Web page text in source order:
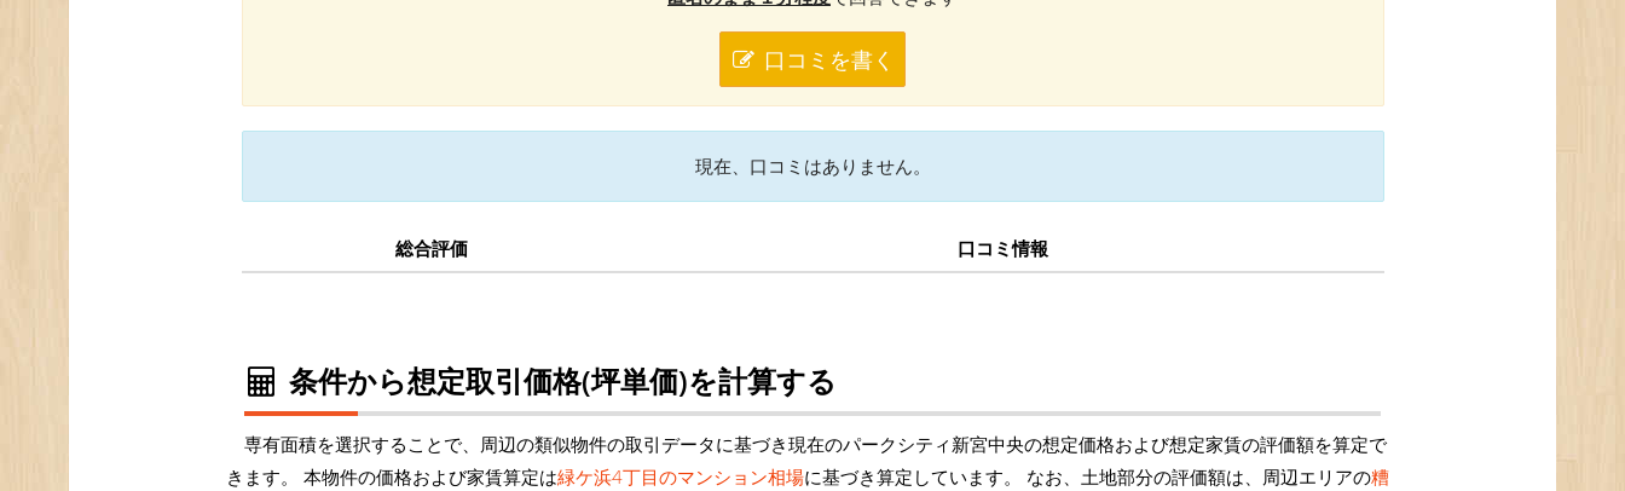
口コミを書く
現在、口コミはありません。
総合評価 口コミ情報
条件から想定取引価格(坪単価)を計算する
専有面積を選択することで、周辺の類似物件の取引データに基づき現在のパークシティ新宮中央の想定価格および想定家賃の評価額を算定で
きます。 本物件の価格および家賃算定は緑ケ浜4丁目のマンション相場に基づき算定しています。 なお、土地部分の評価額は、周辺エリアの糟